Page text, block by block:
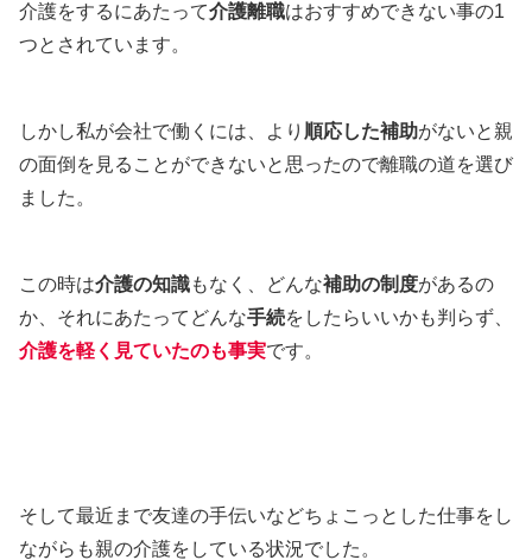
介護をするにあたって介護離職はおすすめできない事の1
つとされています。
しかし私が会社で働くには、より 順応した補助がないと親
の面倒を見ることができないと思ったので離職の道を選び
ました。
この時は介護の知識もなく、どんな補助の制度があるの
か、それにあたってどんな手続をしたらいいかも判らず、
介護を軽く見ていたのも事実です。
そして最近まで友達の手伝いなどちょこっとした仕事をし
ながらも親の介護をしている状況でした。